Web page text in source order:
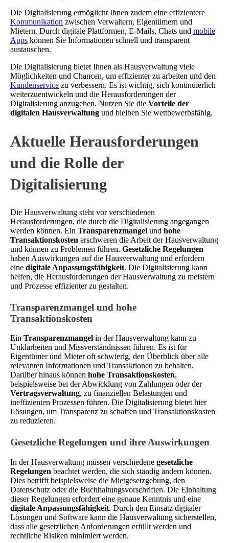
Die Digitalisierung ermöglicht Ihnen zudem eine effizientere
Kommunikation zwischen Verwaltern, Eigentümern und
Mietern. Durch digitale Plattformen, E-Mails, Chats und mobile
Apps können Sie Informationen schnell und transparent
austauschen.
Die Digitalisierung bietet Ihnen als Hausverwaltung viele
Möglichkeiten und Chancen, um effizienter zu arbeiten und den
Kundenservice zu verbessern. Es ist wichtig, sich kontinuierlich
weiterzuentwickeln und die Herausforderungen der
Digitalisierung anzugehen. Nutzen Sie die Vorteile der
digitalen Hausverwaltung und bleiben Sie wettbewerbsfähig.
Aktuelle Herausforderungen
und die Rolle der
Digitalisierung
Die Hausverwaltung steht vor verschiedenen
Herausforderungen, die durch die Digitalisierung angegangen
werden können. Ein Transparenzmangel und hohe
Transaktionskosten erschweren die Arbeit der Hausverwaltung
und können zu Problemen führen. Gesetzliche Regelungen
haben Auswirkungen auf die Hausverwaltung und erfordern
eine digitale Anpassungsfähigkeit. Die Digitalisierung kann
helfen, die Herausforderungen der Hausverwaltung zu meistern
und Prozesse effizienter zu gestalten.
Transparenzmangel und hohe
Transaktionskosten
Ein Transparenzmangel in der Hausverwaltung kann zu
Unklarheiten und Missverständnissen führen. Es ist für
Eigentümer und Mieter oft schwierig, den Überblick über alle
relevanten Informationen und Transaktionen zu behalten.
Darüber hinaus können hohe Transaktionskosten,
beispielsweise bei der Abwicklung von Zahlungen oder der
Vertragsverwaltung, zu finanziellen Belastungen und
ineffizienten Prozessen führen. Die Digitalisierung bietet hier
Lösungen, um Transparenz zu schaffen und Transaktionskosten
zu reduzieren.
Gesetzliche Regelungen und ihre Auswirkungen
In der Hausverwaltung müssen verschiedene gesetzliche
Regelungen beachtet werden, die sich ständig ändern können.
Dies betrifft beispielsweise die Mietgesetzgebung, den
Datenschutz oder die Buchhaltungsvorschriften. Die Einhaltung
dieser Regelungen erfordert eine genaue Kenntnis und eine
digitale Anpassungsfähigkeit. Durch den Einsatz digitaler
Lösungen und Software kann die Hausverwaltung sicherstellen,
dass alle gesetzlichen Anforderungen erfüllt werden und
rechtliche Risiken minimiert werden.